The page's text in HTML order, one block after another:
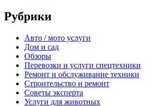
Рубрики
Авто / мото услуги
Дом и сад
Обзоры
Перевозки и услуги спецтехники
Ремонт и обслуживание техники
Строительство и ремонт
Советы эксперта
Услуги для животных